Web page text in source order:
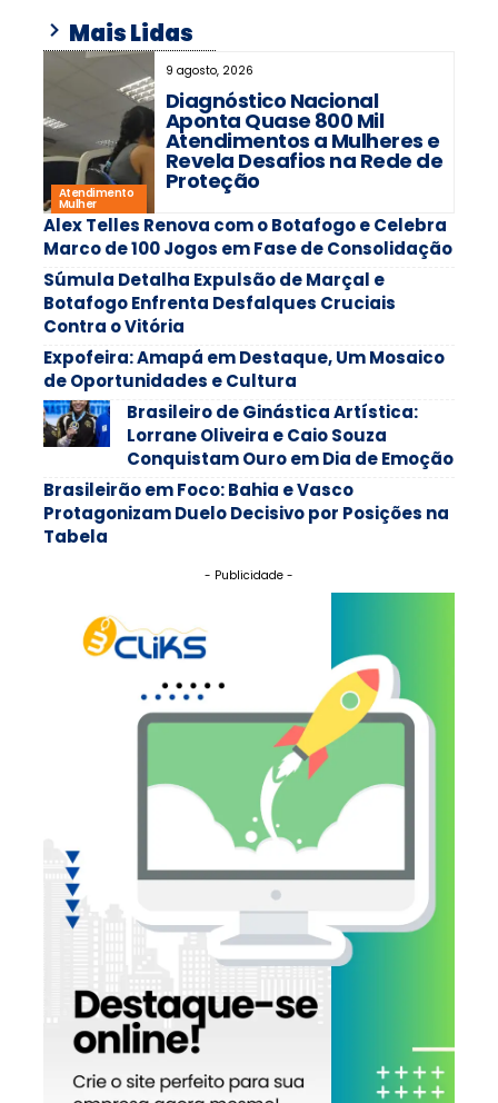
Mais Lidas
9 agosto, 2026
Diagnóstico Nacional
Aponta Quase 800 Mil
Atendimentos a Mulheres e
Revela Desafios na Rede de
Proteção
Atendimento
Mulher
Alex Telles Renova com o Botafogo e Celebra
Marco de 100 Jogos em Fase de Consolidação
Súmula Detalha Expulsão de Marçal e
Botafogo Enfrenta Desfalques Cruciais
Contra o Vitória
Expofeira: Amapá em Destaque, Um Mosaico
de Oportunidades e Cultura
Brasileiro de Ginástica Artística:
Lorrane Oliveira e Caio Souza
Conquistam Ouro em Dia de Emoção
Brasileirão em Foco: Bahia e Vasco
Protagonizam Duelo Decisivo por Posições na
Tabela
- Publicidade -